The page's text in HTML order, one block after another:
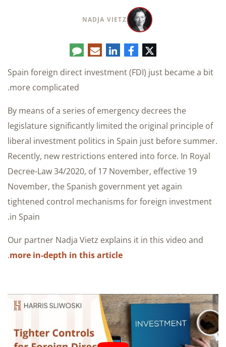
NADJA VIETZ
تويترفيسبوكلينكدإنالبريد
الإلكتروني
تعليق
Spain foreign direct investment (FDI) just became a bit
more complicated.
By means of a series of emergency decrees the
legislature significantly limited the original principle of
liberal investment politics in Spain just before summer.
Recently, new restrictions entered into force. In Royal
Decree-Law 34/2020, of 17 November, effective 19
November, the Spanish government yet again
tightened control mechanisms for foreign investment
in Spain.
Our partner Nadja Vietz explains it in this video and
more in-depth in this article
.